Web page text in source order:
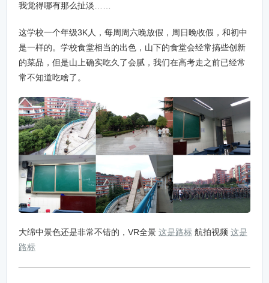
我觉得哪有那么扯淡……
这学校一个年级3K人，每周周六晚放假，周日晚收假，和初中
是一样的。学校食堂相当的出色，山下的食堂会经常搞些创新
的菜品，但是山上确实吃久了会腻，我们在高考走之前已经常
常不知道吃啥了。
大绵中景色还是非常不错的，VR全景 这是路标 航拍视频 这是
路标